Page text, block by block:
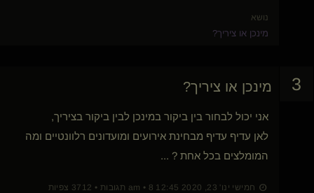
נושא
מינכן או ציריך?
3 מינכן או ציריך?
אני יכול לבחור בין ביקור במינכן לבין ביקור בציריך,
לאן עדיף עדיף מבחינת אירועים ומועדונים רלוונטיים ומה
המומלצים בכל אחת ? ...
חמישי ינו' 23, 2020 12:45 am • 8 תגובות • 3712 צפיות